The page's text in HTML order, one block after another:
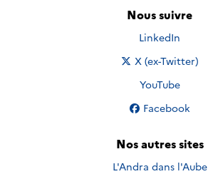
Nous suivre
Nous suivre sur
LinkedIn
Nous suivre sur
X (ex-Twitter)
Nous suivre sur
YouTube
Nous suivre sur
Facebook
Nos autres sites
L'Andra dans l'Aube